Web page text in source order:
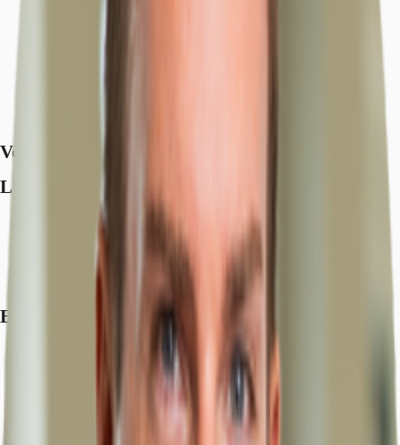
Verfügbare Fläche
Lage und Verkehrsanbindung
S-Bahn, Bergedorf, S2, Gehzeit: 2 min
Bundesstraße, B 5, Fahrzeit: 1 min
Exposé herunterladen